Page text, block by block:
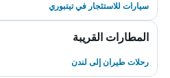
سيارات للاستئجار في تيتبوري
المطارات القريبة
رحلات طيران إلى لندن